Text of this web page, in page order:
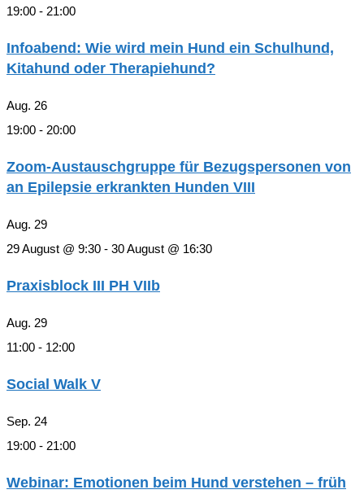
19:00 - 21:00
Infoabend: Wie wird mein Hund ein Schulhund,
Kitahund oder Therapiehund?
Aug. 26
19:00 - 20:00
Zoom-Austauschgruppe für Bezugspersonen von
an Epilepsie erkrankten Hunden VIII
Aug. 29
29 August @ 9:30 - 30 August @ 16:30
Praxisblock III PH VIIb
Aug. 29
11:00 - 12:00
Social Walk V
Sep. 24
19:00 - 21:00
Webinar: Emotionen beim Hund verstehen – früh